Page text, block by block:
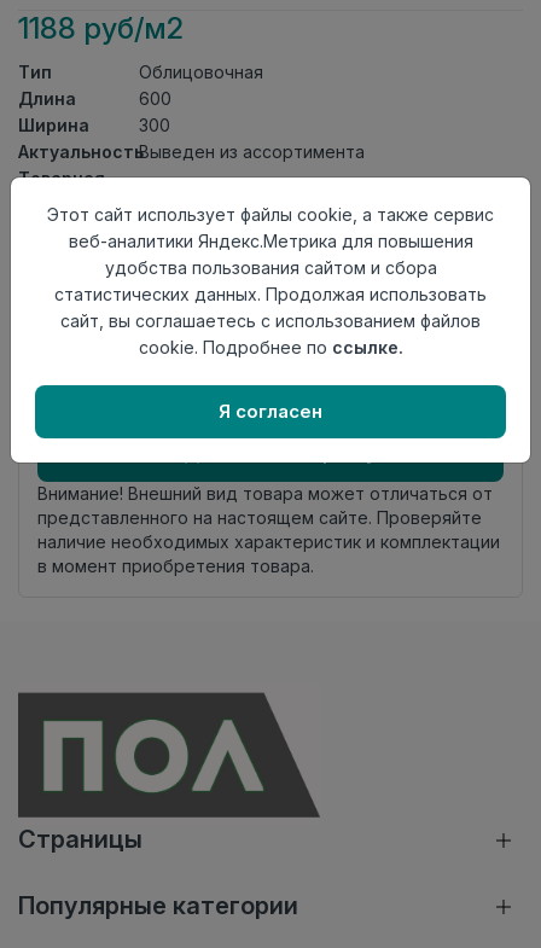
1188 руб/м2
Тип
Облицовочная
Длина
600
Ширина
300
АктуальностьВыведен из ассортимента
Товарная
группа
Толщина
глянцевая
происхождения
Россия
Книга с коллекциями
Внимание! Внешний вид товара может отличаться от
представленного на настоящем сайте. Проверяйте
наличие необходимых характеристик и комплектации
в момент приобретения товара.
Страницы
Популярные категории
Этот сайт использует файлы cookie, а также сервис
веб-аналитики Яндекс.Метрика для повышения
удобства пользования сайтом и сбора
статистических данных. Продолжая использовать
сайт, вы соглашаетесь с использованием файлов
cookie. Подробнее по ссылке.
Я согласен